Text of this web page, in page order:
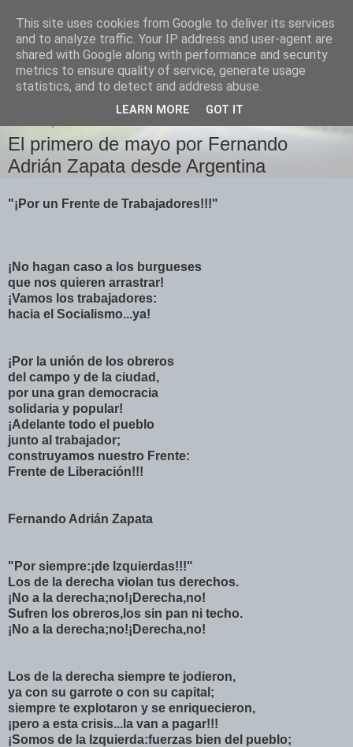
Izquierda Plural
Desde Cuenca para el mundo
El primero de mayo por Fernando
Adrián Zapata desde Argentina
"¡Por un Frente de Trabajadores!!!"
¡No hagan caso a los burgueses
que nos quieren arrastrar!
¡Vamos los trabajadores:
hacia el Socialismo...ya!
¡Por la unión de los obreros
del campo y de la ciudad,
por una gran democracia
solidaria y popular!
¡Adelante todo el pueblo
junto al trabajador;
construyamos nuestro Frente:
Frente de Liberación!!!
Fernando Adrián Zapata
"Por siempre:¡de Izquierdas!!!"
Los de la derecha violan tus derechos.
¡No a la derecha;no!¡Derecha,no!
Sufren los obreros,los sin pan ni techo.
¡No a la derecha;no!¡Derecha,no!
Los de la derecha siempre te jodieron,
ya con su garrote o con su capital;
siempre te explotaron y se enriquecieron,
¡pero a esta crisis...la van a pagar!!!
¡Somos de la Izquierda:fuerzas bien del pueblo;
This site uses cookies from Google to deliver its services
and to analyze traffic. Your IP address and user-agent are
shared with Google along with performance and security
metrics to ensure quality of service, generate usage
statistics, and to detect and address abuse.
LEARN MORE GOT IT